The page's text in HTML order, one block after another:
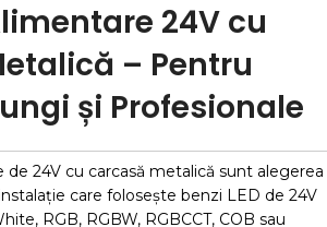
24V cu
– Pentru
și Profesionale
de 24V cu carcasă metalică sunt alegerea
care folosește benzi LED de 24V
RGB, RGBW, RGBCCT, COB sau